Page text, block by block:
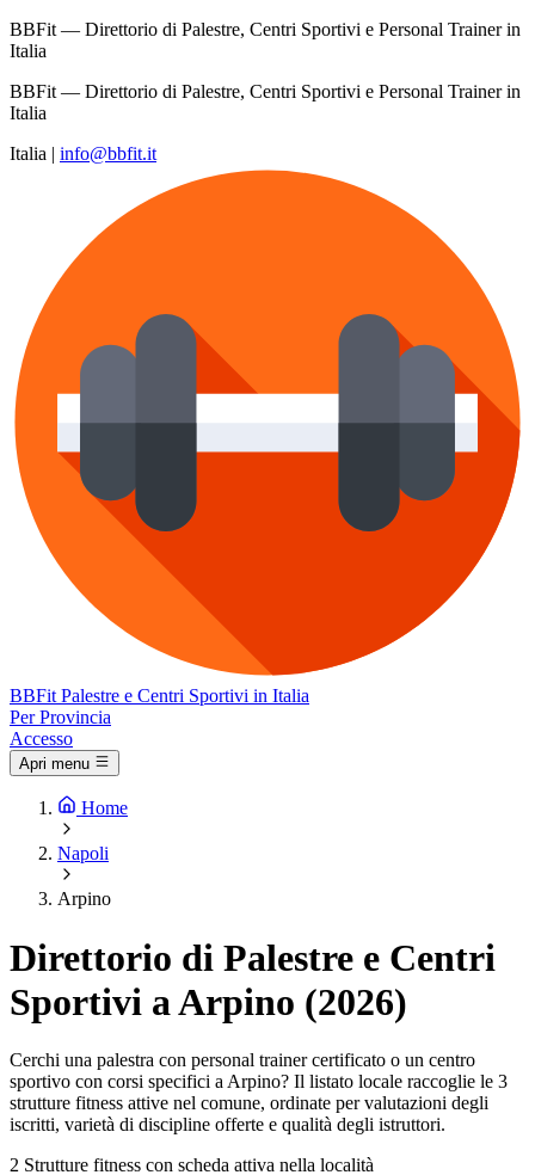
BBFit — Direttorio di Palestre, Centri Sportivi e Personal Trainer in
Italia
BBFit — Direttorio di Palestre, Centri Sportivi e Personal Trainer in
Italia
Italia | info@bbfit.it
BBFit Palestre e Centri Sportivi in Italia
Per Provincia
Accesso
Apri menu
Home
Napoli
Arpino
Direttorio di Palestre e Centri
Sportivi a Arpino (2026)
Cerchi una palestra con personal trainer certificato o un centro
sportivo con corsi specifici a Arpino? Il listato locale raccoglie le 3
strutture fitness attive nel comune, ordinate per valutazioni degli
iscritti, varietà di discipline offerte e qualità degli istruttori.
2 Strutture fitness con scheda attiva nella località